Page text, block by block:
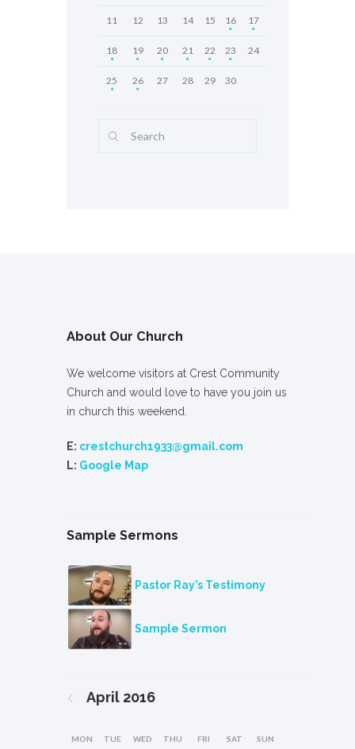
11 12 13 14 15 16 17
18 19 20 21 22 23 24
25 26 27 28 29 30
About Our Church
We welcome visitors at Crest Community
Church and would love to have you join us
in church this weekend.
E: crestchurch1933@gmail.com
L: Google Map
Sample Sermons
Pastor Ray’s Testimony
Sample Sermon
April 2016
MON TUE WED THU FRI SAT SUN